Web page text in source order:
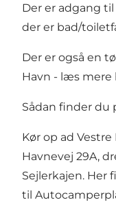
Der er adgang
der er bad/
Der er også en
Havn - læs mere
Sådan finder du
Kør op ad
Havnevej 29A,
Sejlerkajen. Her
til